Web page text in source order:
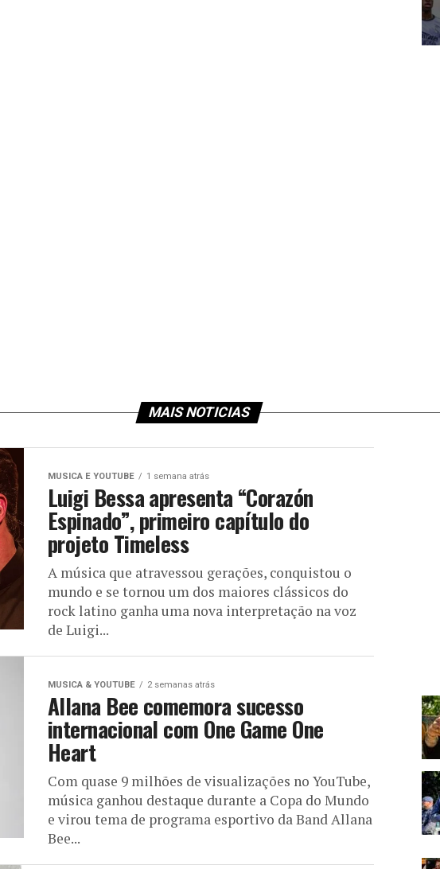
MAIS NOTICIAS
MUSICA E YOUTUBE 1 semana atrás
Luigi Bessa apresenta “Corazón
Espinado”, primeiro capítulo do
projeto Timeless
A música que atravessou gerações, conquistou o
mundo e se tornou um dos maiores clássicos do
rock latino ganha uma nova interpretação na voz
de Luigi...
MUSICA & YOUTUBE 2 semanas atrás
Allana Bee comemora sucesso
internacional com One Game One
Heart
Com quase 9 milhões de visualizações no YouTube,
música ganhou destaque durante a Copa do Mundo
e virou tema de programa esportivo da Band Allana
Bee...